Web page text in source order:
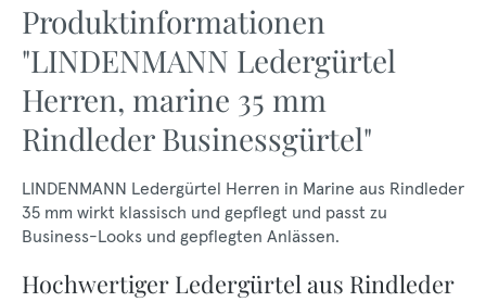
Produktinformationen
"LINDENMANN Ledergürtel
Herren, marine 35 mm
Rindleder Businessgürtel"
LINDENMANN Ledergürtel Herren in Marine aus Rindleder
35 mm wirkt klassisch und gepflegt und passt zu
Business-Looks und gepflegten Anlässen.
Hochwertiger Ledergürtel aus Rindleder